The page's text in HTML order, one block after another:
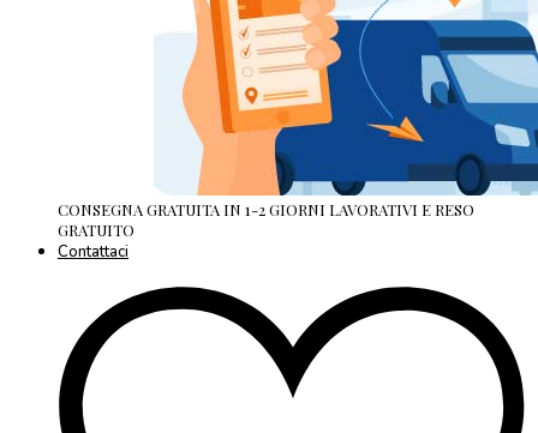
CONSEGNA GRATUITA IN 1-2 GIORNI LAVORATIVI E RESO
GRATUITO
Contattaci